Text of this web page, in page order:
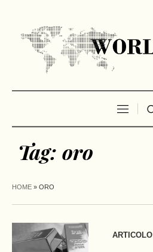
Tag: oro
HOME » ORO
ARTICOLO